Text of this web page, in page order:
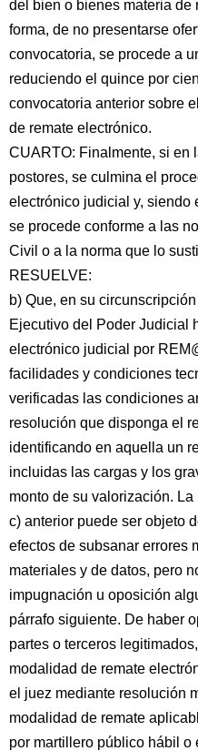
del bien o bienes materia de
forma, de no presentarse
convocatoria, se procede a
reduciendo el quince por
convocatoria anterior sobre
de remate electrónico.
CUARTO: Finalmente, si en
postores, se culmina el
electrónico judicial y, siendo
se procede conforme a las
Civil o a la norma que lo
RESUELVE:
b) Que, en su
Ejecutivo del Poder Judicial
electrónico judicial por
facilidades y condiciones
verificadas las condiciones
resolución que disponga el
identificando en aquella un
incluidas las cargas y los
monto de su valorización.
c) anterior puede ser objeto
efectos de subsanar errores
materiales y de datos, pero
impugnación u oposición
párrafo siguiente. De haber
partes o terceros
modalidad de remate
el juez mediante resolución
modalidad de remate
por martillero público hábil o